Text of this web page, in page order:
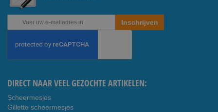
Abonneer
u
onze
nieuwsbrief
Inschrijven
DIRECT NAAR VEEL GEZOCHTE ARTIKELEN:
Scheermesjes
Gillette scheermesjes